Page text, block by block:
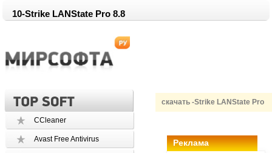
10-Strike LANState Pro 8.8
скачать -Strike LANState Pro
CCleaner
Avast Free Antivirus Реклама